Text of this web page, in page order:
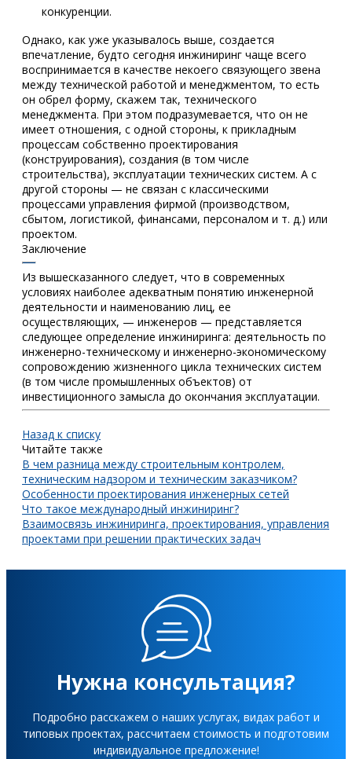
конкуренции.
Однако, как уже указывалось выше, создается
впечатление, будто сегодня инжиниринг чаще всего
воспринимается в качестве некоего связующего звена
между технической работой и менеджментом, то есть
он обрел форму, скажем так, технического
менеджмента. При этом подразумевается, что он не
имеет отношения, с одной стороны, к прикладным
процессам собственно проектирования
(конструирования), создания (в том числе
строительства), эксплуатации технических систем. А с
другой стороны — не связан с классическими
процессами управления фирмой (производством,
сбытом, логистикой, финансами, персоналом и т. д.) или
проектом.
Заключение
Из вышесказанного следует, что в современных
условиях наиболее адекватным понятию инженерной
деятельности и наименованию лиц, ее
осуществляющих, — инженеров — представляется
следующее определение инжиниринга: деятельность по
инженерно-техническому и инженерно-экономическому
сопровождению жизненного цикла технических систем
(в том числе промышленных объектов) от
инвестиционного замысла до окончания эксплуатации.
Назад к списку
Читайте также
В чем разница между строительным контролем,
техническим надзором и техническим заказчиком?
Особенности проектирования инженерных сетей
Что такое международный инжиниринг?
Взаимосвязь инжиниринга, проектирования, управления
проектами при решении практических задач
Нужна консультация?
Подробно расскажем о наших услугах, видах работ и
типовых проектах, рассчитаем стоимость и подготовим
индивидуальное предложение!